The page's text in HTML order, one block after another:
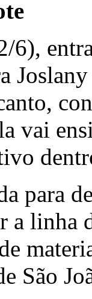
6),
vai
para
a linha
São